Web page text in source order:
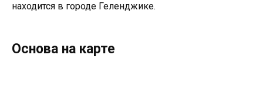
находится в городе Геленджике.
Основа на карте